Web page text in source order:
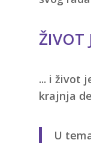
ŽIVOT
... i život
krajnja
U